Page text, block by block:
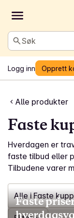
Søk
Logg inn Opprett
Alle produkter
Faste
Hverdagen er
faste tilbud eller
Tilbudene varer
Alle i Faste kupp
Faste